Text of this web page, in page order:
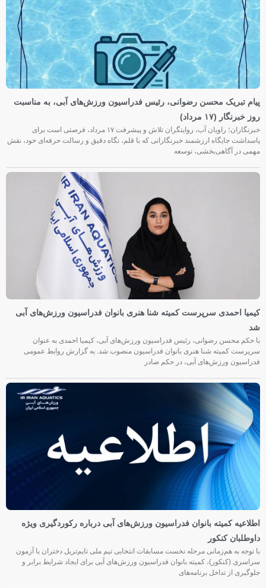
پیام تبریک محسن رضوانی، رئیس فدراسیون ورزش‌های آبی، به مناسبت
روز خبرنگار (۱۷ مرداد)
خبرنگاران؛ راویان آب، روایتگران تلاش و پیشرفت ۱۷ مرداد، فرصتی است برای
پاسداشت جایگاه ارزشمند خبرنگارانی که با قلم، نگاه دقیق و رسالت حرفه‌ای خود، نقش
مهمی در آگاهی‌بخشی، توسعه
کیمیا احمدی سرپرست کمیته شنا هنری بانوان فدراسیون ورزش‌های آبی
شد
با حکم محسن رضوانی، رئیس فدراسیون ورزش‌های آبی، کیمیا احمدی به عنوان
سرپرست کمیته شنا هنری بانوان فدراسیون منصوب شد. به گزارش روابط عمومی
فدراسیون ورزش‌های آبی، در حکم صادر
اطلاعیه کمیته بانوان فدراسیون ورزش‌های آبی درباره رکوردگیری ویژه
داوطلبان کنکور
با توجه به هم‌زمانی مرحله نخست مسابقات انتخابی تیم ملی تایم‌تریل دختران با آزمون
سراسری (کنکور)، کمیته بانوان فدراسیون ورزش‌های آبی برای ایجاد شرایط برابر و
جلوگیری از تداخل برنامه‌های